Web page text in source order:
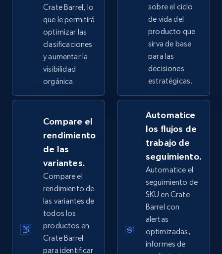
Google Shopping - collects products from
web using keywords
URL, Product id, Title, Product description,
Rating, Reviews count, Images, Variations, and
2.4K+ 200+ Comenzar ahora
Home Depot US
URL, Domain, Country code, Model number,
Sku, Product id, Product name, Manufacturer,
and more.
2.1K+ 355+ Comenzar ahora
Crate Barrel, lo
que le permitirá
optimizar las
clasificaciones
y aumentar la
visibilidad
orgánica.
sobre el ciclo
de vida del
producto que
sirva de base
para las
decisiones
estratégicas.
Compare el
rendimiento
de las
variantes.
Compare el
rendimiento de
las variantes de
todos los
productos en
Crate Barrel
para identificar
Automatice
los flujos de
trabajo de
seguimiento.
Automatice el
seguimiento de
SKU en Crate
Barrel con
alertas
optimizadas,
informes de